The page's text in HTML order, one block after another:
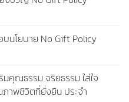
บนโยบาย No Gift Policy
คุณธรรม จริยธรรม ใส่ใจ
พชีวิตที่ยั่งยืน ประจำ